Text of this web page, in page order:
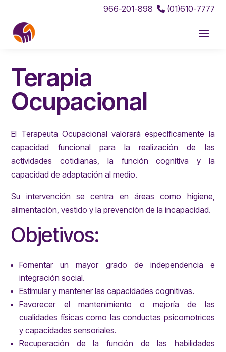
966-201-898 (01)610-7777
Terapia
Ocupacional
El Terapeuta Ocupacional valorará específicamente la
capacidad funcional para la realización de las
actividades cotidianas, la función cognitiva y la
capacidad de adaptación al medio.
Su intervención se centra en áreas como higiene,
alimentación, vestido y la prevención de la incapacidad.
Objetivos:
Fomentar un mayor grado de independencia e
integración social.
Estimular y mantener las capacidades cognitivas.
Favorecer el mantenimiento o mejoría de las
cualidades físicas como las conductas psicomotrices
y capacidades sensoriales.
Recuperación de la función de las habilidades